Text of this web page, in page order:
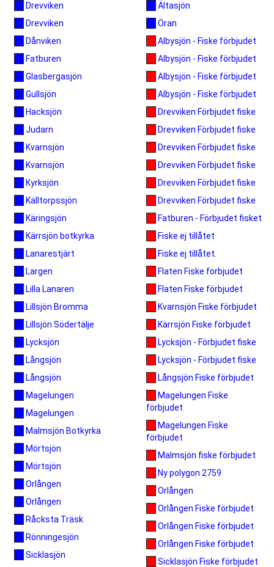
Drevviken
Drevviken
Dånviken
Fatburen
Glasbergasjön
Gullsjön
Hacksjön
Judarn
Kvarnsjön
Kvarnsjön
Kyrksjön
Källtorpssjön
Käringsjön
Kärrsjön botkyrka
Lanarestjärt
Largen
Lilla Lanaren
Lillsjön Bromma
Lillsjön Södertälje
Lycksjön
Långsjön
Långsjön
Magelungen
Magelungen
Malmsjön Botkyrka
Mörtsjön
Mörtsjön
Orlången
Orlången
Råcksta Träsk
Rönningesjön
Sicklasjön
Ältasjön
Öran
Albysjön - Fiske förbjudet
Albysjön - Fiske förbjudet
Albysjön - Fiske förbjudet
Albysjön - Fiske förbjudet
Drevviken Förbjudet fiske
Drevviken Förbjudet fiske
Drevviken Förbjudet fiske
Drevviken Förbjudet fiske
Drevviken Förbjudet fiske
Drevviken Förbjudet fiske
Fatburen - Förbjudet fisket
Fiske ej tillåtet
Fiske ej tillåtet.
Flaten Fiske förbjudet
Flaten Fiske förbjudet
Kvarnsjön Fiske förbjudet
Kärrsjön Fiske förbjudet
Lycksjön - Förbjudet fiske
Lycksjön - Förbjudet fiske
Långsjön Fiske förbjudet
Magelungen Fiske
förbjudet
Magelungen Fiske
förbjudet
Malmsjön fiske förbjudet
Ny polygon 2759
Orlången
Orlången Fiske förbjudet
Orlången Fiske förbjudet
Orlången Fiske förbjudet
Sicklasjön Fiske förbjudet